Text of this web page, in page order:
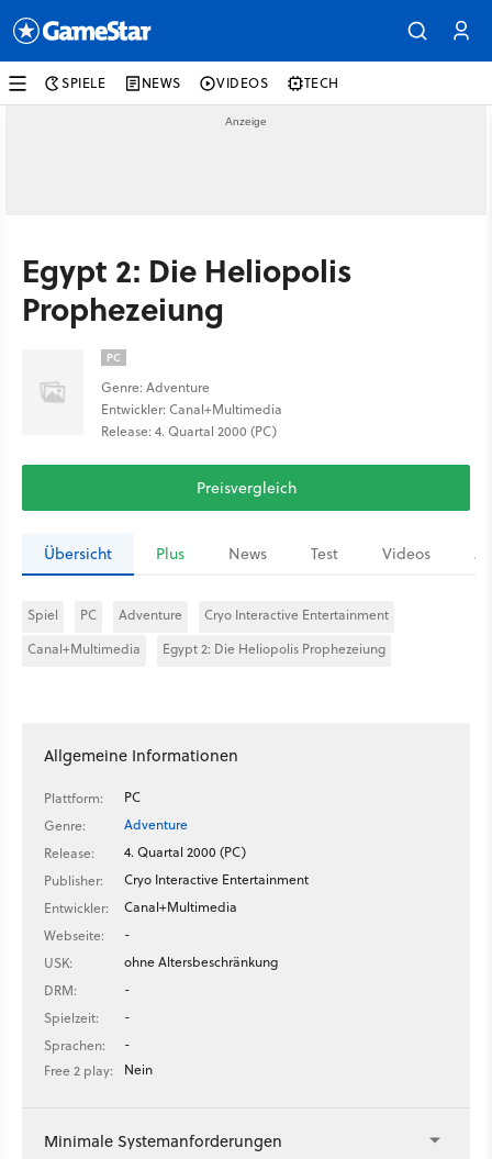
SPIELE NEWS VIDEOS TECH
Egypt 2: Die Heliopolis
Prophezeiung
PC
Genre: Adventure
Entwickler: Canal+Multimedia
Release: 4. Quartal 2000 (PC)
Preisvergleich
Übersicht Plus News Test Videos
Spiel PC Adventure
Cryo Interactive Entertainment
Canal+Multimedia
Egypt 2: Die Heliopolis Prophezeiung
Allgemeine Informationen
Plattform:
PC
Genre:
Adventure
Release:
4. Quartal 2000 (PC)
Publisher:
Cryo Interactive Entertainment
Entwickler:
Canal+Multimedia
Webseite:
-
USK:
ohne Altersbeschränkung
DRM:
-
Spielzeit:
-
Sprachen:
-
Free 2 play:
Nein
Minimale Systemanforderungen